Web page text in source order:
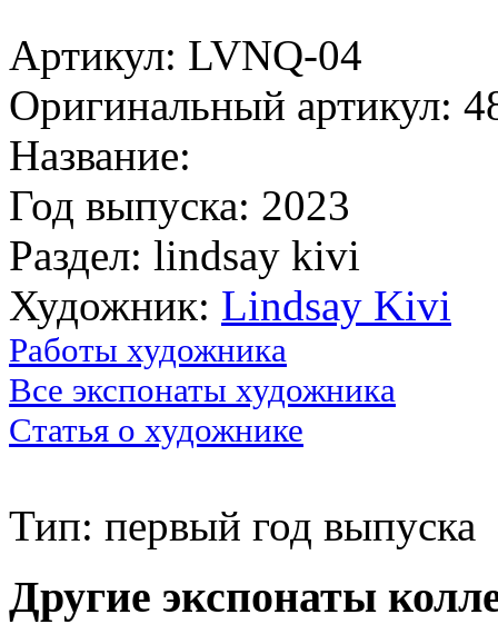
Артикул: LVNQ-04
Оригинальный артикул:
Название:
Год выпуска: 2023
Раздел: lindsay kivi
Художник: Lindsay Kivi
Работы художника
Все экспонаты художника
Статья о художнике
Тип: первый год выпуска
Другие экспонаты